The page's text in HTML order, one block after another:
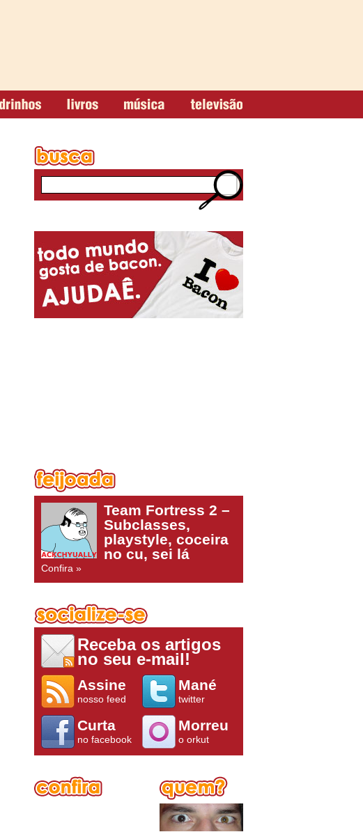
Team Fortress 2 –
Subclasses,
playstyle, coceira
no cu, sei lá
Confira »
Receba os artigos
no seu e-mail!
Assine
nosso feed
Mané
twitter
Curta
no facebook
Morreu
o orkut